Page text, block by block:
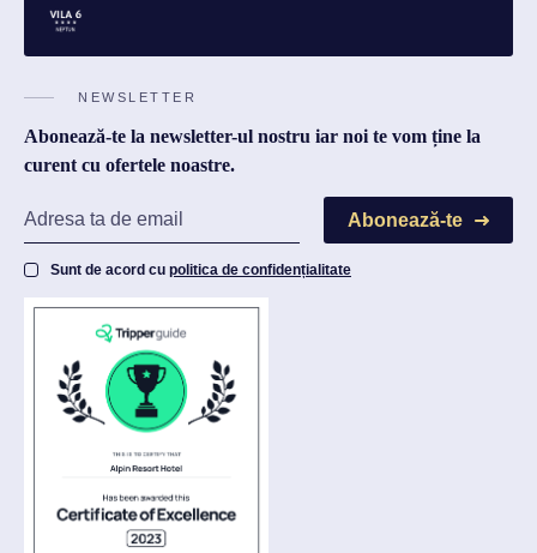
NEWSLETTER
Abonează-te la newsletter-ul nostru iar noi te vom ține la
curent cu ofertele noastre.
Abonează-te
Sunt de acord cu politica de confidențialitate